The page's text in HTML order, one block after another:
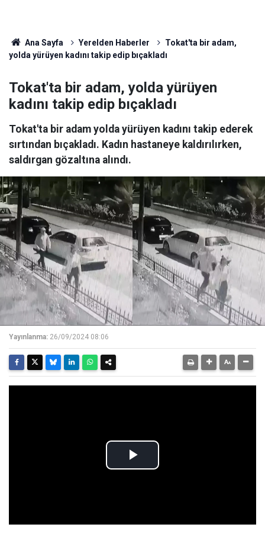
Ana Sayfa Yerelden Haberler
Tokat'ta bir adam,
yolda yürüyen kadını takip edip bıçakladı
Tokat'ta bir adam, yolda yürüyen
kadını takip edip bıçakladı
Tokat'ta bir adam yolda yürüyen kadını takip ederek
sırtından bıçakladı. Kadın hastaneye kaldırılırken,
saldırgan gözaltına alındı.
Yayınlanma: 26/09/2024 08:06